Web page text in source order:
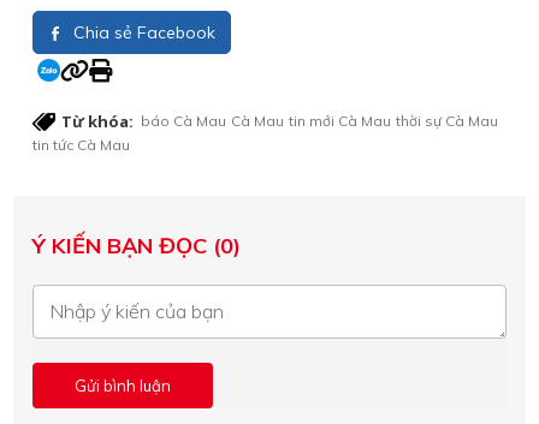
Chia sẻ Facebook
Từ khóa: báo Cà Mau Cà Mau tin mới Cà Mau thời sự Cà Mau
tin tức Cà Mau
Ý KIẾN BẠN ĐỌC (0)